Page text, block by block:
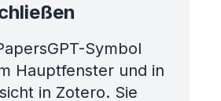
Symbol
Hauptfenster und in
in Zotero. Sie